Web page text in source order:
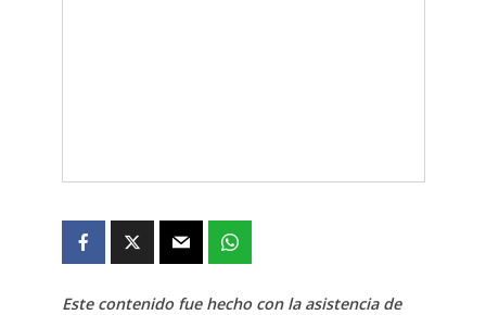
Este contenido fue hecho con la asistencia de